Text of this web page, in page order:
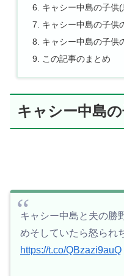
キャシー中島の子供
キャシー中島の子供
キャシー中島の子供
この記事のまとめ
キャシー中島
キャシー中島と夫の勝
めそしていたら怒られ
https://t.co/QBzazi9auQ